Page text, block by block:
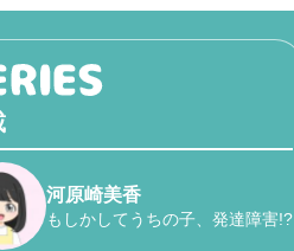
河原崎美香
もしかしてうちの子、発達障害!?